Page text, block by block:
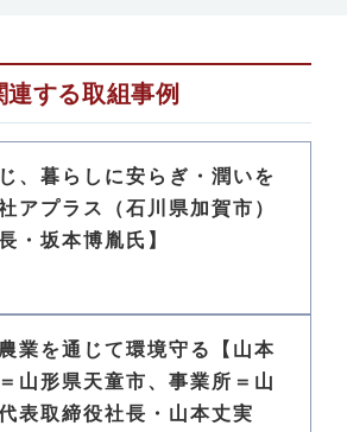
する取組事例
、暮らしに安らぎ・潤いを
アプラス（石川県加賀市）
・坂本博胤氏】
業を通じて環境守る【山本
山形県天童市、事業所＝山
表取締役社長・山本丈実